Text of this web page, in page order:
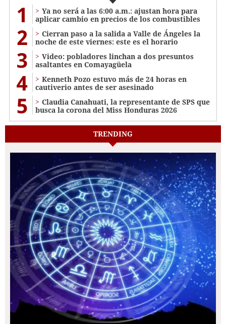
1
Ya no será a las 6:00 a.m.: ajustan hora para
aplicar cambio en precios de los combustibles
2
Cierran paso a la salida a Valle de Ángeles la
noche de este viernes: este es el horario
3
Video: pobladores linchan a dos presuntos
asaltantes en Comayagüela
4
Kenneth Pozo estuvo más de 24 horas en
cautiverio antes de ser asesinado
5
Claudia Canahuati, la representante de SPS que
busca la corona del Miss Honduras 2026
TRENDING